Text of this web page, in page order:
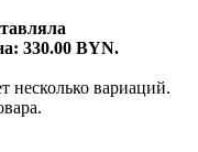
330.00 BYN.
несколько вариаций.